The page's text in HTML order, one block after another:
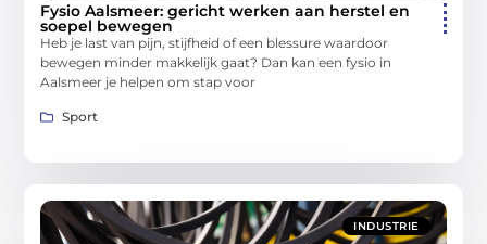
Fysio Aalsmeer: gericht werken aan herstel en
soepel bewegen
Heb je last van pijn, stijfheid of een blessure waardoor
bewegen minder makkelijk gaat? Dan kan een fysio in
Aalsmeer je helpen om stap voor
Sport
INDUSTRIE